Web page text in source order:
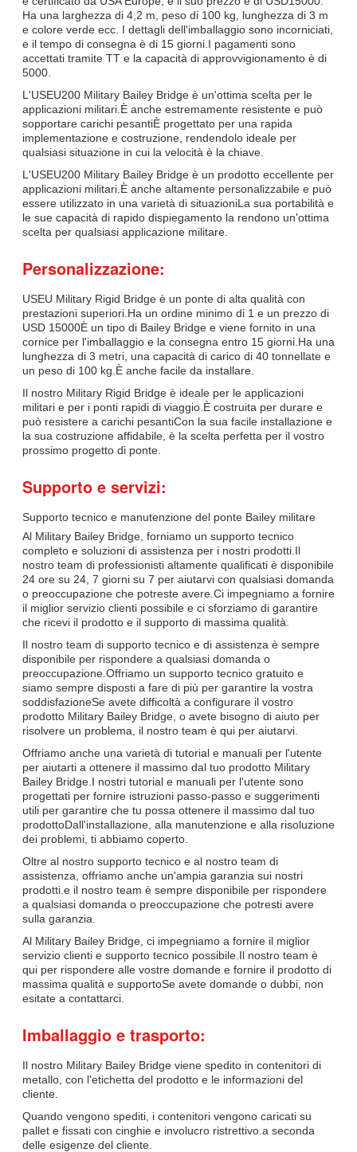
Ha una larghezza di 4,2 m, peso di 100 kg, lunghezza di 3 m
e colore verde ecc. I dettagli dell'imballaggio sono incorniciati,
e il tempo di consegna è di 15 giorni.I pagamenti sono
accettati tramite TT e la capacità di approvvigionamento è di
5000.
L'USEU200 Military Bailey Bridge è un'ottima scelta per le
applicazioni militari.È anche estremamente resistente e può
sopportare carichi pesantiÈ progettato per una rapida
implementazione e costruzione, rendendolo ideale per
qualsiasi situazione in cui la velocità è la chiave.
L'USEU200 Military Bailey Bridge è un prodotto eccellente per
applicazioni militari.È anche altamente personalizzabile e può
essere utilizzato in una varietà di situazioniLa sua portabilità e
le sue capacità di rapido dispiegamento la rendono un'ottima
scelta per qualsiasi applicazione militare.
Personalizzazione:
USEU Military Rigid Bridge è un ponte di alta qualità con
prestazioni superiori.Ha un ordine minimo di 1 e un prezzo di
USD 15000È un tipo di Bailey Bridge e viene fornito in una
cornice per l'imballaggio e la consegna entro 15 giorni.Ha una
lunghezza di 3 metri, una capacità di carico di 40 tonnellate e
un peso di 100 kg.È anche facile da installare.
Il nostro Military Rigid Bridge è ideale per le applicazioni
militari e per i ponti rapidi di viaggio.È costruita per durare e
può resistere a carichi pesantiCon la sua facile installazione e
la sua costruzione affidabile, è la scelta perfetta per il vostro
prossimo progetto di ponte.
Supporto e servizi:
Supporto tecnico e manutenzione del ponte Bailey militare
Al Military Bailey Bridge, forniamo un supporto tecnico
completo e soluzioni di assistenza per i nostri prodotti.Il
nostro team di professionisti altamente qualificati è disponibile
24 ore su 24, 7 giorni su 7 per aiutarvi con qualsiasi domanda
o preoccupazione che potreste avere.Ci impegniamo a fornire
il miglior servizio clienti possibile e ci sforziamo di garantire
che ricevi il prodotto e il supporto di massima qualità.
Il nostro team di supporto tecnico e di assistenza è sempre
disponibile per rispondere a qualsiasi domanda o
preoccupazione.Offriamo un supporto tecnico gratuito e
siamo sempre disposti a fare di più per garantire la vostra
soddisfazioneSe avete difficoltà a configurare il vostro
prodotto Military Bailey Bridge, o avete bisogno di aiuto per
risolvere un problema, il nostro team è qui per aiutarvi.
Offriamo anche una varietà di tutorial e manuali per l'utente
per aiutarti a ottenere il massimo dal tuo prodotto Military
Bailey Bridge.I nostri tutorial e manuali per l'utente sono
progettati per fornire istruzioni passo-passo e suggerimenti
utili per garantire che tu possa ottenere il massimo dal tuo
prodottoDall'installazione, alla manutenzione e alla risoluzione
dei problemi, ti abbiamo coperto.
Oltre al nostro supporto tecnico e al nostro team di
assistenza, offriamo anche un'ampia garanzia sui nostri
prodotti.e il nostro team è sempre disponibile per rispondere
a qualsiasi domanda o preoccupazione che potresti avere
sulla garanzia.
Al Military Bailey Bridge, ci impegniamo a fornire il miglior
servizio clienti e supporto tecnico possibile.Il nostro team è
qui per rispondere alle vostre domande e fornire il prodotto di
massima qualità e supportoSe avete domande o dubbi, non
esitate a contattarci.
Imballaggio e trasporto:
Il nostro Military Bailey Bridge viene spedito in contenitori di
metallo, con l'etichetta del prodotto e le informazioni del
cliente.
Quando vengono spediti, i contenitori vengono caricati su
pallet e fissati con cinghie e involucro ristrettivo.a seconda
delle esigenze del cliente.